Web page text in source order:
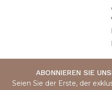
ABONNIEREN SIE
Seien Sie der Erste, der